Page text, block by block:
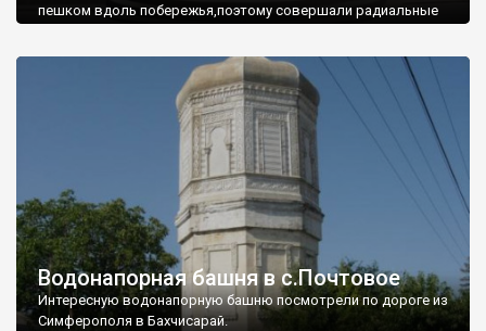
пешком вдоль побережья,поэтому совершали радиальные
Водонапорная башня в с.Почтовое
Интересную водонапорную башню посмотрели по дороге из
Симферополя в Бахчисарай.